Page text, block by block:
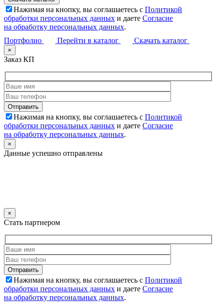
Нажимая на кнопку, вы соглашаетесь с Политикой
обработки персональных данных и даете Согласие
на обработку персональных данных.
Портфолио
Перейти в каталог Скачать каталог
×
Заказ КП
Нажимая на кнопку, вы соглашаетесь с Политикой
обработки персональных данных и даете Согласие
на обработку персональных данных.
×
Данные успешно отправлены
×
Стать партнером
Нажимая на кнопку, вы соглашаетесь с Политикой
обработки персональных данных и даете Согласие
на обработку персональных данных.